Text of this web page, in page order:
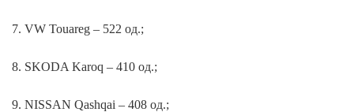
7. VW Touareg – 522 од.;
8. SKODA Karoq – 410 од.;
9. NISSAN Qashqai – 408 од.;